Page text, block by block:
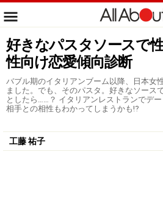
好きなパスタソースで
性向け恋愛傾向診断
バブル期のイタリアンブーム以降、日本女
ました。でも、そのパスタ。好きなソース
としたら……？ イタリアンレストランでデー
相手との相性もわかってしまうかも⁉
工藤 祐子